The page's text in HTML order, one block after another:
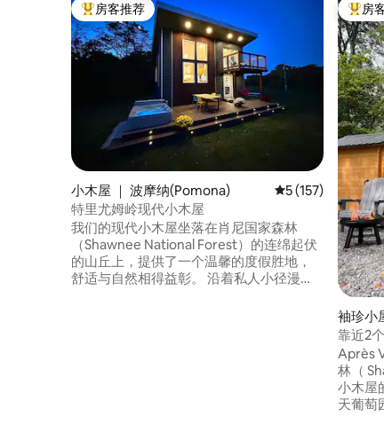
热门「房客推荐」
房客推荐
小木屋 ｜ 波摩纳(Pomona) 平均评分 5 分（满
5 (157)
特里尤姆岭现代小木屋
我们的现代小木屋坐落在肖尼国家森林
（Shawnee National Forest）的连绵起伏
的山丘上，提供了一个温馨的度假胜地，
舒适与自然相得益彰。 沿着私人小径漫
热门
房
袖珍小
靠近2
携带宠
Après
林（
小木屋
天葡萄
行、